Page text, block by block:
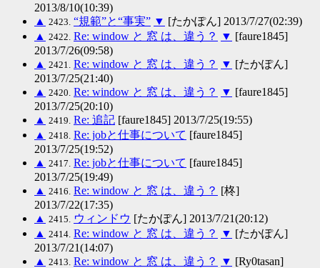
2013/8/10(10:39)
▲ 2423. “規範”と“事実” ▼ [たかぽん] 2013/7/27(02:39)
▲ 2422. Re: window と 窓 は、違う？ ▼ [faure1845]
2013/7/26(09:58)
▲ 2421. Re: window と 窓 は、違う？ ▼ [たかぽん]
2013/7/25(21:40)
▲ 2420. Re: window と 窓 は、違う？ ▼ [faure1845]
2013/7/25(20:10)
▲ 2419. Re: 追記 [faure1845] 2013/7/25(19:55)
▲ 2418. Re: jobと仕事について [faure1845]
2013/7/25(19:52)
▲ 2417. Re: jobと仕事について [faure1845]
2013/7/25(19:49)
▲ 2416. Re: window と 窓 は、違う？ [柊]
2013/7/22(17:35)
▲ 2415. ウィンドウ [たかぽん] 2013/7/21(20:12)
▲ 2414. Re: window と 窓 は、違う？ ▼ [たかぽん]
2013/7/21(14:07)
▲ 2413. Re: window と 窓 は、違う？ ▼ [Ry0tasan]